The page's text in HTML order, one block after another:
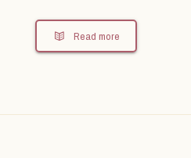
Read more